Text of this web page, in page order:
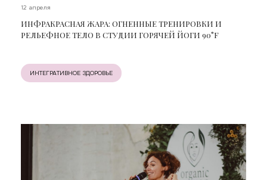
12 апреля
ИНФРАКРАСНАЯ ЖАРА: ОГНЕННЫЕ ТРЕНИРОВКИ И
РЕЛЬЕФНОЕ ТЕЛО В СТУДИИ ГОРЯЧЕЙ ЙОГИ 90°F
ИНТЕГРАТИВНОЕ ЗДОРОВЬЕ